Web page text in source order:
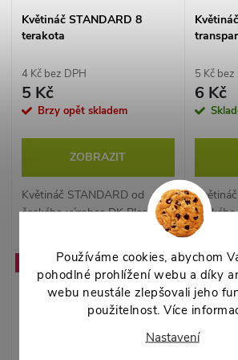
Používáme cookies, abychom
pohodlné prohlížení webu a díky
webu neustále zlepšovali jeho
použitelnost. Více
Nastavení
Květináč STANDARD 8
terakota
4 Kč bez DPH
5 Kč
Brzy opět skladem
ZOBRAZIT
Květináč STANDARD od
českého výrobce DK Plast je
klasika pro předpěstování
sazenic, přesazování i běžné
pěstování pokojových
rostlin.
5 Kč bez
6 Kč
klasika
sazenic,
rostlin.
Akce